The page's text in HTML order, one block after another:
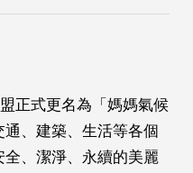
正式更名為「媽媽氣候
、建築、生活等各個
、潔淨、永續的美麗